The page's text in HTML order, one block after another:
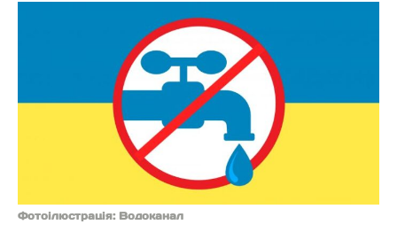
Фотоілюстрація: Водоканал